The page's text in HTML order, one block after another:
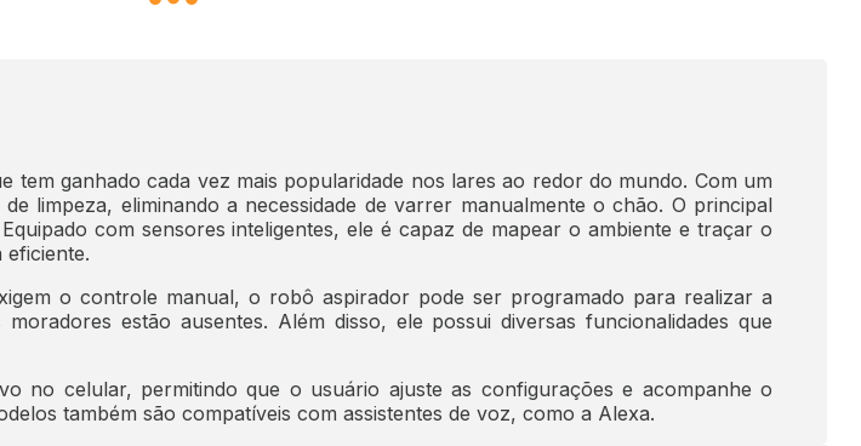
tem ganhado cada vez mais popularidade nos lares ao redor do mundo. Com um
limpeza, eliminando a necessidade de varrer manualmente o chão. O principal
com sensores inteligentes, ele é capaz de mapear o ambiente e traçar o
o controle manual, o robô aspirador pode ser programado para realizar a
estão ausentes. Além disso, ele possui diversas funcionalidades que
no celular, permitindo que o usuário ajuste as configurações e acompanhe o
também são compatíveis com assistentes de voz, como a Alexa.